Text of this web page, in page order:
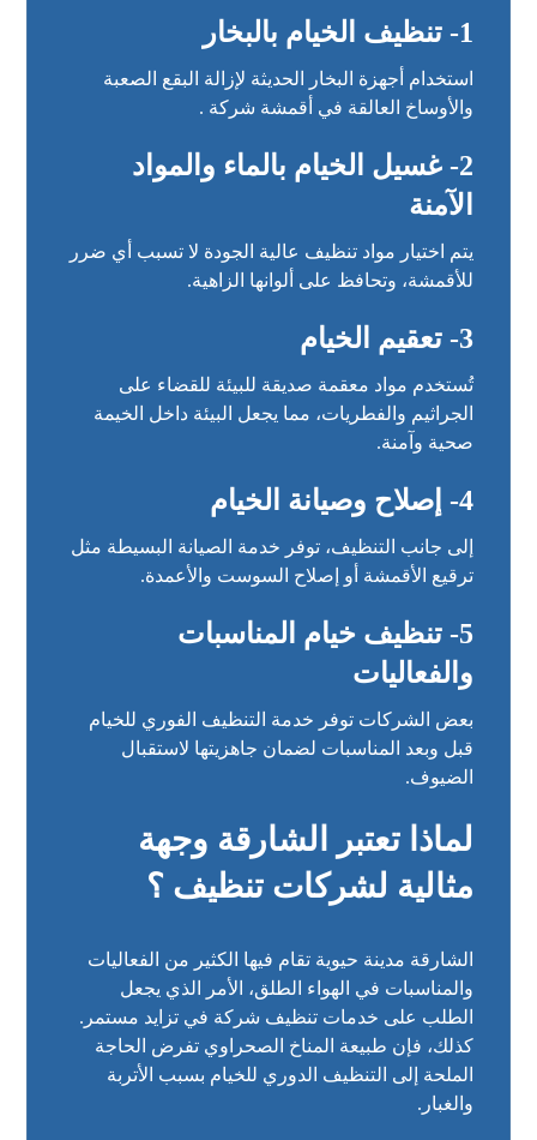
1- تنظيف الخيام بالبخار
استخدام أجهزة البخار الحديثة لإزالة البقع الصعبة
والأوساخ العالقة في أقمشة شركة .
2- غسيل الخيام بالماء والمواد
الآمنة
يتم اختيار مواد تنظيف عالية الجودة لا تسبب أي ضرر
للأقمشة، وتحافظ على ألوانها الزاهية.
3- تعقيم الخيام
تُستخدم مواد معقمة صديقة للبيئة للقضاء على
الجراثيم والفطريات، مما يجعل البيئة داخل الخيمة
صحية وآمنة.
4- إصلاح وصيانة الخيام
إلى جانب التنظيف، توفر خدمة الصيانة البسيطة مثل
ترقيع الأقمشة أو إصلاح السوست والأعمدة.
5- تنظيف خيام المناسبات
والفعاليات
بعض الشركات توفر خدمة التنظيف الفوري للخيام
قبل وبعد المناسبات لضمان جاهزيتها لاستقبال
الضيوف.
لماذا تعتبر الشارقة وجهة
مثالية لشركات تنظيف ؟
الشارقة مدينة حيوية تقام فيها الكثير من الفعاليات
والمناسبات في الهواء الطلق، الأمر الذي يجعل
الطلب على خدمات تنظيف شركة في تزايد مستمر.
كذلك، فإن طبيعة المناخ الصحراوي تفرض الحاجة
الملحة إلى التنظيف الدوري للخيام بسبب الأتربة
والغبار.